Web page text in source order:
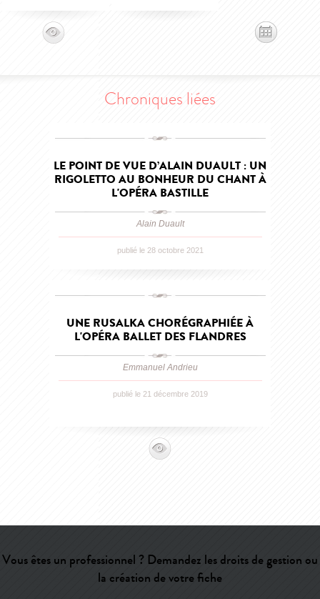
Chroniques liées
LE POINT DE VUE D’ALAIN DUAULT : UN
RIGOLETTO AU BONHEUR DU CHANT À
L'OPÉRA BASTILLE
Alain Duault
publié le 28 octobre 2021
UNE RUSALKA CHORÉGRAPHIÉE À
L'OPÉRA BALLET DES FLANDRES
Emmanuel Andrieu
publié le 21 décembre 2019
Vous êtes un professionnel ? Demandez les droits de gestion ou
la création de votre fiche